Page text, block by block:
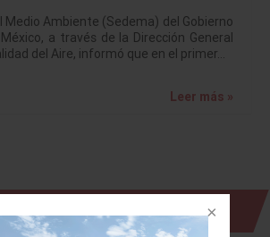
Medio Ambiente (Sedema) del Gobierno
a través de la Dirección General
del Aire, informó que en el primer…
Leer más »